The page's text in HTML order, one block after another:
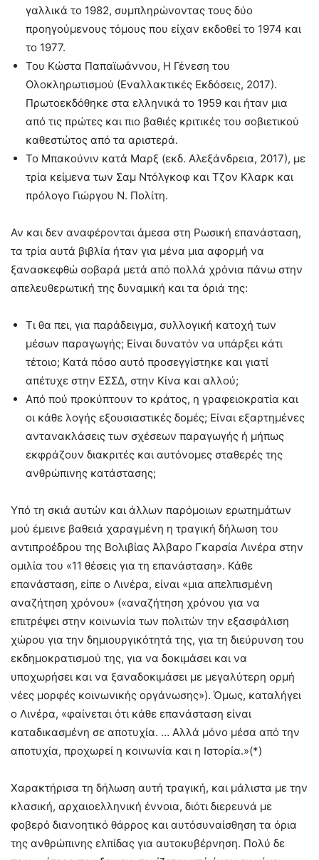
γαλλικά το 1982, συμπληρώνοντας τους δύο
προηγούμενους τόμους που είχαν εκδοθεί το 1974 και
το 1977.
Του Κώστα Παπαϊωάννου, Η Γένεση του
Ολοκληρωτισμού (Εναλλακτικές Εκδόσεις, 2017).
Πρωτοεκδόθηκε στα ελληνικά το 1959 και ήταν μια
από τις πρώτες και πιο βαθιές κριτικές του σοβιετικού
καθεστώτος από τα αριστερά.
Το Μπακούνιν κατά Μαρξ (εκδ. Αλεξάνδρεια, 2017), με
τρία κείμενα των Σαμ Ντόλγκοφ και Τζον Κλαρκ και
πρόλογο Γιώργου Ν. Πολίτη.
Αν και δεν αναφέρονται άμεσα στη Ρωσική επανάσταση,
τα τρία αυτά βιβλία ήταν για μένα μια αφορμή να
ξανασκεφθώ σοβαρά μετά από πολλά χρόνια πάνω στην
απελευθερωτική της δυναμική και τα όριά της:
Τι θα πει, για παράδειγμα, συλλογική κατοχή των
μέσων παραγωγής; Είναι δυνατόν να υπάρξει κάτι
τέτοιο; Κατά πόσο αυτό προσεγγίστηκε και γιατί
απέτυχε στην ΕΣΣΔ, στην Κίνα και αλλού;
Από πού προκύπτουν το κράτος, η γραφειοκρατία και
οι κάθε λογής εξουσιαστικές δομές; Είναι εξαρτημένες
αντανακλάσεις των σχέσεων παραγωγής ή μήπως
εκφράζουν διακριτές και αυτόνομες σταθερές της
ανθρώπινης κατάστασης;
Υπό τη σκιά αυτών και άλλων παρόμοιων ερωτημάτων
μού έμεινε βαθειά χαραγμένη η τραγική δήλωση του
αντιπροέδρου της Βολιβίας Άλβαρο Γκαρσία Λινέρα στην
ομιλία του «11 θέσεις για τη επανάσταση». Κάθε
επανάσταση, είπε ο Λινέρα, είναι «μια απελπισμένη
αναζήτηση χρόνου» («αναζήτηση χρόνου για να
επιτρέψει στην κοινωνία των πολιτών την εξασφάλιση
χώρου για την δημιουργικότητά της, για τη διεύρυνση του
εκδημοκρατισμού της, για να δοκιμάσει και να
υποχωρήσει και να ξαναδοκιμάσει με μεγαλύτερη ορμή
νέες μορφές κοινωνικής οργάνωσης»). Όμως, καταλήγει
ο Λινέρα, «φαίνεται ότι κάθε επανάσταση είναι
καταδικασμένη σε αποτυχία. … Αλλά μόνο μέσα από την
αποτυχία, προχωρεί η κοινωνία και η Ιστορία.»(*)
Χαρακτήρισα τη δήλωση αυτή τραγική, και μάλιστα με την
κλασική, αρχαιοελληνική έννοια, διότι διερευνά με
φοβερό διανοητικό θάρρος και αυτόσυναίσθηση τα όρια
της ανθρώπινης ελπίδας για αυτοκυβέρνηση. Πολύ δε